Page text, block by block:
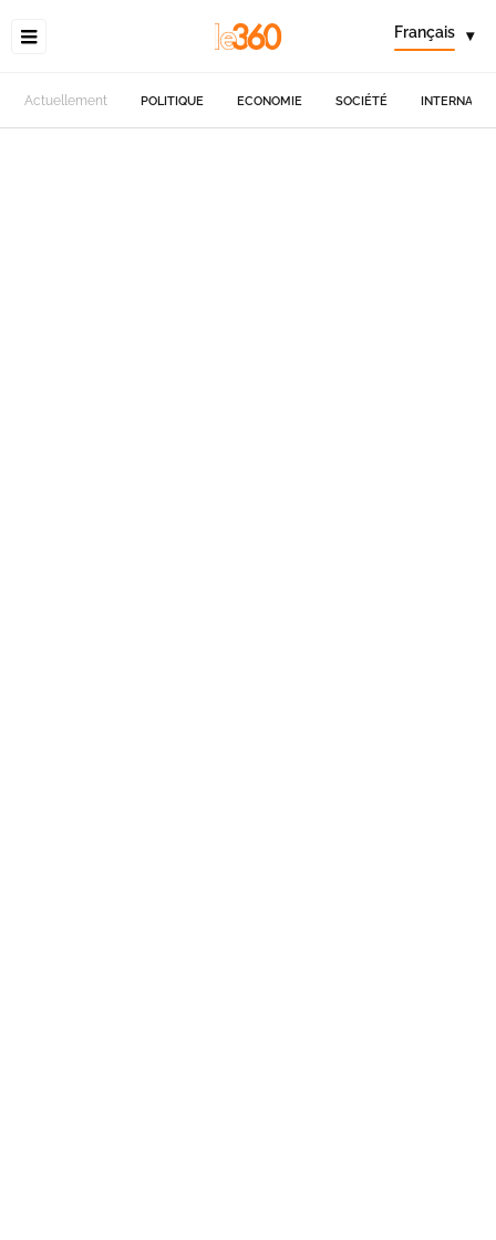
Français ▾
Actuellement POLITIQUE ECONOMIE SOCIÉTÉ